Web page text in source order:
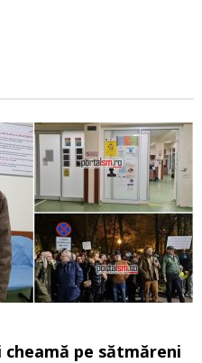
cheamă pe sătmăreni